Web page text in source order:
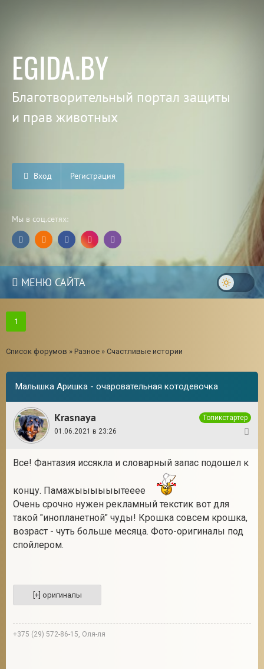
EGIDA.BY
Благотворительный портал защиты
и прав животных
Вход Регистрация
Мы в соц.сетях:
МЕНЮ САЙТА
1
Список форумов » Разное » Счастливые истории
Малышка Аришка - очаровательная котодевочка
Krasnaya
Топикстартер
01.06.2021 в 23:26
Все! Фантазия иссякла и словарный запас подошел к
концу. Памажыыыыыытееее
Очень срочно нужен рекламный текстик вот для
такой "инопланетной" чуды! Крошка совсем крошка,
возраст - чуть больше месяца. Фото-оригиналы под
спойлером.
+375 (29) 572-86-15, Оля-ля